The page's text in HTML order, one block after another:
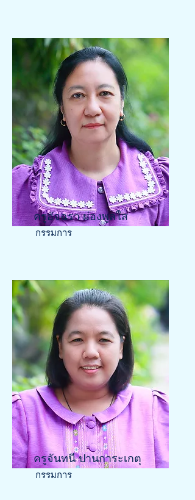
ครูอัจฉรา ผ่องพูลใส
กรรมการ
ครูจันทนี ปานการะเกตุ
กรรมการ